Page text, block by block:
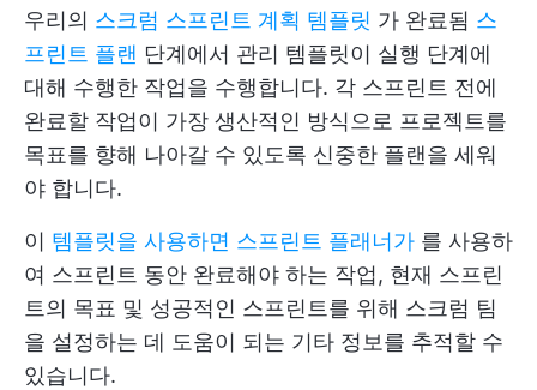
우리의 스크럼 스프린트 계획 템플릿 가 완료됨 스
프린트 플랜 단계에서 관리 템플릿이 실행 단계에
대해 수행한 작업을 수행합니다. 각 스프린트 전에
완료할 작업이 가장 생산적인 방식으로 프로젝트를
목표를 향해 나아갈 수 있도록 신중한 플랜을 세워
야 합니다.
이 템플릿을 사용하면 스프린트 플래너가 를 사용하
여 스프린트 동안 완료해야 하는 작업, 현재 스프린
트의 목표 및 성공적인 스프린트를 위해 스크럼 팀
을 설정하는 데 도움이 되는 기타 정보를 추적할 수
있습니다.